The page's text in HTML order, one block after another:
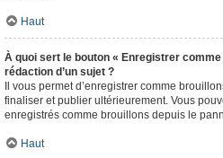
Haut
À quoi sert le bouton « Enregistrer
rédaction d’un sujet ?
Il vous permet d’enregistrer comme
finaliser et publier ultérieurement. Vous
enregistrés comme brouillons depuis le
Haut